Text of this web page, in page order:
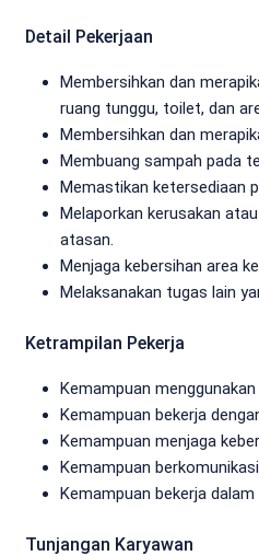
Detail Pekerjaan
Membersihkan dan
ruang tunggu, toilet, dan
Membersihkan dan
Membuang sampah pada
Memastikan ketersediaan
Melaporkan kerusakan
atasan.
Menjaga kebersihan area
Melaksanakan tugas lain
Ketrampilan Pekerja
Kemampuan
Kemampuan bekerja
Kemampuan menjaga
Kemampuan
Kemampuan bekerja dalam
Tunjangan Karyawan